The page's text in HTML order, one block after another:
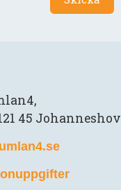
45 Johanneshov